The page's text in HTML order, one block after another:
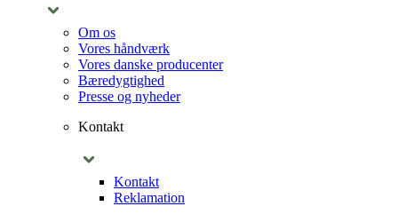
Om os
Vores håndværk
Vores danske producenter
Bæredygtighed
Presse og nyheder
Kontakt
Kontakt
Reklamation